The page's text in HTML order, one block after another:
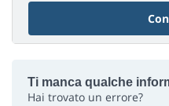
Ti manca qualche
Hai trovato un errore?